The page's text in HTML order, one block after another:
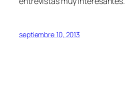
septiembre 10, 2013